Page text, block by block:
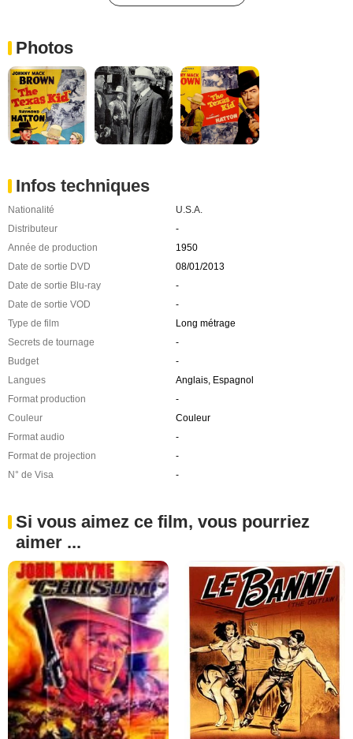
Photos
Infos techniques
Nationalité
U.S.A.
Distributeur
-
Année de production
1950
Date de sortie DVD
08/01/2013
Date de sortie Blu-ray
-
Date de sortie VOD
-
Type de film
Long métrage
Secrets de tournage
-
Budget
-
Langues
Anglais, Espagnol
Format production
-
Couleur
Couleur
Format audio
-
Format de projection
-
N° de Visa
-
Si vous aimez ce film, vous pourriez
aimer ...